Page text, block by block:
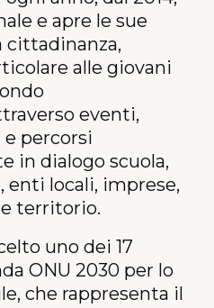
e apre le sue
cittadinanza,
alle giovani
eventi,
percorsi
in dialogo scuola,
locali, imprese,
territorio.
uno dei 17
ONU 2030 per lo
che rappresenta il